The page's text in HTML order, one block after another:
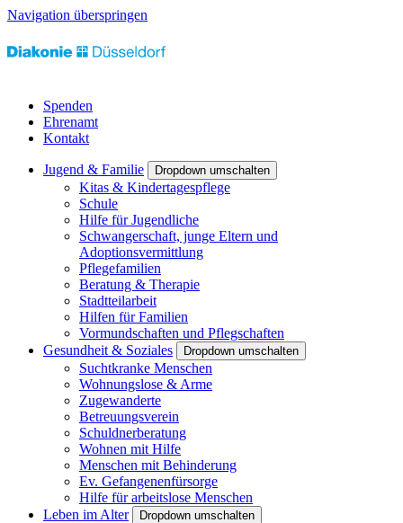
Navigation überspringen
Spenden
Ehrenamt
Kontakt
Jugend & Familie Dropdown umschalten
Kitas & Kindertagespflege
Schule
Hilfe für Jugendliche
Schwangerschaft, junge Eltern und
Adoptionsvermittlung
Pflegefamilien
Beratung & Therapie
Stadtteilarbeit
Hilfen für Familien
Vormundschaften und Pflegschaften
Gesundheit & Soziales
Dropdown umschalten
Suchtkranke Menschen
Wohnungslose & Arme
Zugewanderte
Betreuungsverein
Schuldnerberatung
Wohnen mit Hilfe
Menschen mit Behinderung
Ev. Gefangenenfürsorge
Hilfe für arbeitslose Menschen
Leben im Alter
Dropdown umschalten